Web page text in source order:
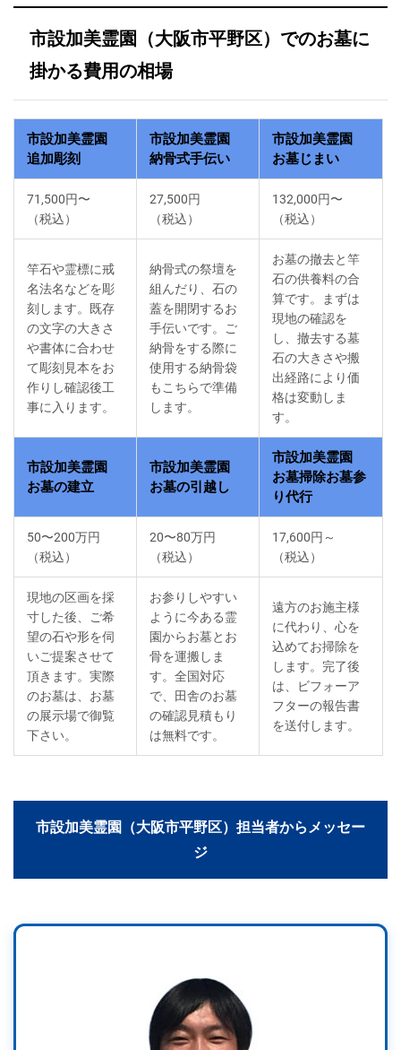
市設加美霊園（大阪市平野区）でのお墓に
掛かる費用の相場
市設加美霊園
追加彫刻
市設加美霊園
納骨式手伝い
市設加美霊園
お墓じまい
71,500円〜
（税込）
27,500円
（税込）
132,000円〜
（税込）
竿石や霊標に戒
名法名などを彫
刻します。既存
の文字の大きさ
や書体に合わせ
て彫刻見本をお
作りし確認後工
事に入ります。
納骨式の祭壇を
組んだり、石の
蓋を開閉するお
手伝いです。ご
納骨をする際に
使用する納骨袋
もこちらで準備
します。
お墓の撤去と竿
石の供養料の合
算です。まずは
現地の確認を
し、撤去する墓
石の大きさや搬
出経路により価
格は変動しま
す。
市設加美霊園
お墓の建立
市設加美霊園
お墓の引越し
市設加美霊園
お墓掃除お墓参
り代行
50〜200万円
（税込）
20〜80万円
（税込）
17,600円～
（税込）
現地の区画を採
寸した後、ご希
望の石や形を伺
いご提案させて
頂きます。実際
のお墓は、お墓
の展示場で御覧
下さい。
お参りしやすい
ように今ある霊
園からお墓とお
骨を運搬しま
す。全国対応
で、田舎のお墓
の確認見積もり
は無料です。
遠方のお施主様
に代わり、心を
込めてお掃除を
します。完了後
は、ビフォーア
フターの報告書
を送付します。
市設加美霊園（大阪市平野区）担当者からメッセー
ジ